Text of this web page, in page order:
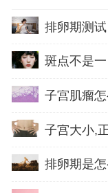
排卵期测
子宫大小,